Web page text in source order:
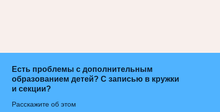
Есть проблемы с дополнительным
образованием детей? С записью в кружки
и секции?
Расскажите об этом